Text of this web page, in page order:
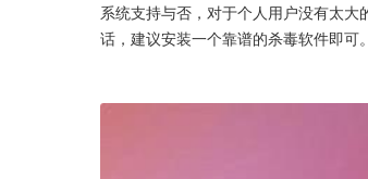
系统支持与否，对于个人用户没有太
话，建议安装一个靠谱的杀毒软件即可。